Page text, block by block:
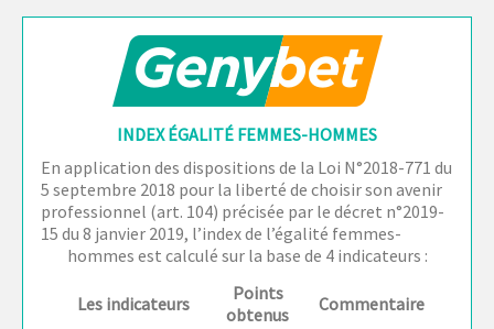
INDEX ÉGALITÉ FEMMES-HOMMES
En application des dispositions de la Loi N°2018-771 du
5 septembre 2018 pour la liberté de choisir son avenir
professionnel (art. 104) précisée par le décret n°2019-
15 du 8 janvier 2019, l’index de l’égalité femmes-
hommes est calculé sur la base de 4 indicateurs :
Les indicateurs
Points
obtenus
Commentaire